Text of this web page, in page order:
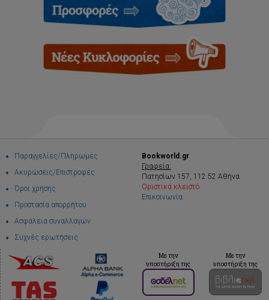
Παραγγελίες/Πληρωμές
Ακυρώσεις/Επιστροφές
Όροι χρήσης
Προστασία απορρήτου
Ασφάλεια συναλλαγών
Συχνές ερωτήσεις
Bookworld.gr
Γραφεία:
Πατησίων 157, 112 52 Αθήνα
Οριστικά κλειστό
Επικοινωνία
Με την
υποστήριξη της
Με την
υποστήριξη της